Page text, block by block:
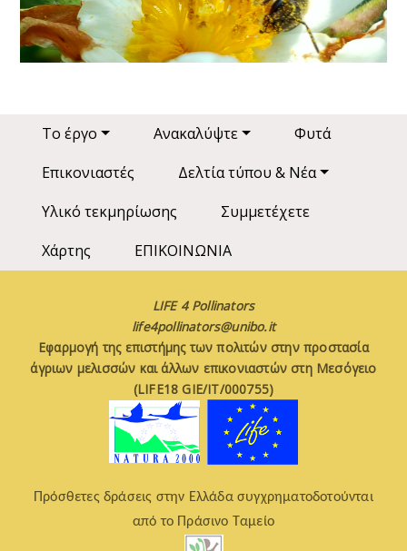
Main navigation
Το έργο Ανακαλύψτε
Φυτά
Επικονιαστές
Δελτία τύπου & Νέα
Υλικό τεκμηρίωσης
Συμμετέχετε
Χάρτης
ΕΠΙΚΟΙΝΩΝΙΑ
LIFE 4 Pollinators
life4pollinators@unibo.it
Εφαρμογή της επιστήμης των πολιτών στην προστασία
άγριων μελισσών και άλλων επικονιαστών στη Μεσόγειο
(LIFE18 GIE/IT/000755)
Πρόσθετες δράσεις στην Ελλάδα συγχρηματοδοτούνται
από το Πράσινο Ταμείο